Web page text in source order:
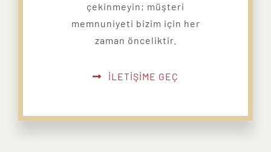
çekinmeyin; müşteri
memnuniyeti bizim için her
zaman önceliktir.
İLETİŞİME GEÇ